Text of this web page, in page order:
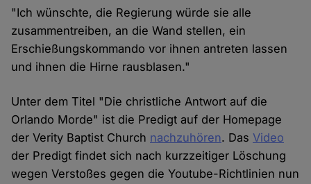
"Ich wünschte, die Regierung würde sie alle
zusammentreiben, an die Wand stellen, ein
Erschießungskommando vor ihnen antreten lassen
und ihnen die Hirne rausblasen."
Unter dem Titel "Die christliche Antwort auf die
Orlando Morde" ist die Predigt auf der Homepage
der Verity Baptist Church nachzuhören. DasVideo
der Predigt findet sich nach kurzzeitiger Löschung
wegen Verstoßes gegen die Youtube-Richtlinien nun